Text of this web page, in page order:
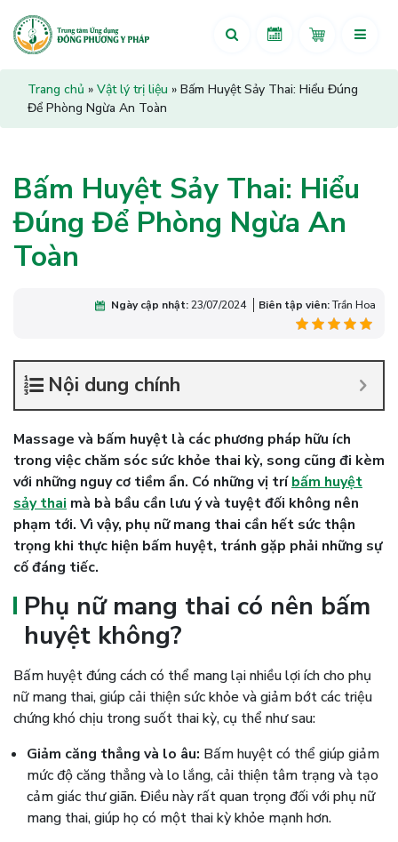
Trang chủ » Vật lý trị liệu » Bấm Huyệt Sảy Thai: Hiểu Đúng
Để Phòng Ngừa An Toàn
Bấm Huyệt Sảy Thai: Hiểu
Đúng Để Phòng Ngừa An
Toàn
Ngày cập nhật:23/07/2024 Biên tập viên:Trần Hoa
Nội dung chính
Massage và bấm huyệt là các phương pháp hữu ích
trong việc chăm sóc sức khỏe thai kỳ, song cũng đi kèm
với những nguy cơ tiềm ẩn. Có những vị tríbấm huyệt
sảy thai mà bà bầu cần lưu ý và tuyệt đối không nên
phạm tới. Vì vậy, phụ nữ mang thai cần hết sức thận
trọng khi thực hiện bấm huyệt, tránh gặp phải những sự
cố đáng tiếc.
Phụ nữ mang thai có nên bấm
huyệt không?
Bấm huyệt đúng cách có thể mang lại nhiều lợi ích cho phụ
nữ mang thai, giúp cải thiện sức khỏe và giảm bớt các triệu
chứng khó chịu trong suốt thai kỳ, cụ thể như sau:
Giảm căng thẳng và lo âu: Bấm huyệt có thể giúp giảm
mức độ căng thẳng và lo lắng, cải thiện tâm trạng và tạo
cảm giác thư giãn. Điều này rất quan trọng đối với phụ nữ
mang thai, giúp họ có một thai kỳ khỏe mạnh hơn.